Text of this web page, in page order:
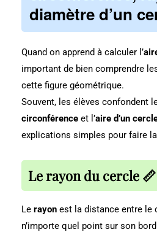
diamètre d’un
Quand on apprend à calculer l’
important de bien comprendre
cette figure géométrique.
Souvent, les élèves confondent
circonférence et l’aire d’un
explications simples pour faire
Le rayon du cercle 📏
Le rayon est la distance entre le
n’importe quel point sur son